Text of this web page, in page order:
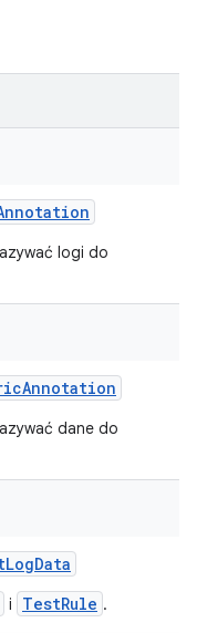
logi do
Annotation
dane do
LogData
i TestRule .